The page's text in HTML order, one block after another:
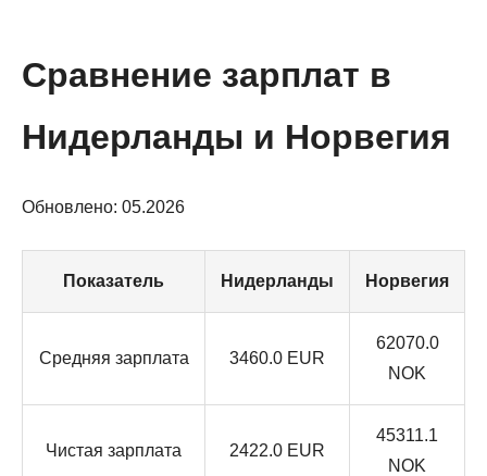
Сравнение зарплат в
Нидерланды и Норвегия
Обновлено: 05.2026
Показатель Нидерланды Норвегия
Средняя зарплата 3460.0 EUR
62070.0
NOK
Чистая зарплата 2422.0 EUR
45311.1
NOK